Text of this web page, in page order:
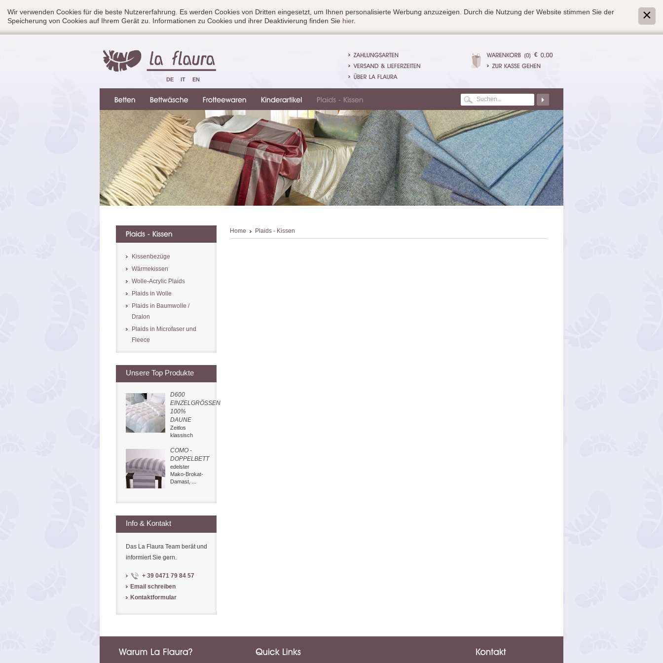
Wir verwenden Cookies für die beste Nutzererfahrung. Es werden Cookies von Dritten eingesetzt, um Ihnen personalisierte Werbung anzuzeigen. Durch die Nutzung der Website stimmen Sie der
Speicherung von Cookies auf Ihrem Gerät zu. Informationen zu Cookies und ihrer Deaktivierung finden Sie hier.
Home Plaids - Kissen
Kissenbezüge
Wärmekissen
Wolle-Acrylic Plaids
Plaids in Wolle
Plaids in Baumwolle /
Dralon
Plaids in Microfaser und
Fleece
Unsere Top Produkte
D600
EINZELGRÖSSEN
100%
DAUNE
Zeitlos
klassisch
COMO -
DOPPELBETT
edelster
Mako-Brokat-
Damast, ...
Info & Kontakt
Das La Flaura Team berät und
informiert Sie gern.
+ 39 0471 79 84 57
Email schreiben
Kontaktformular
DE IT EN
€